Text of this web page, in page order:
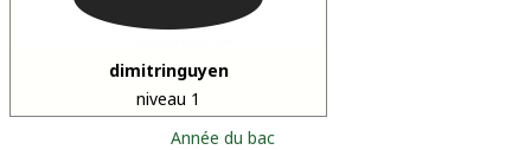
dimitringuyen
niveau 1
Année du bac